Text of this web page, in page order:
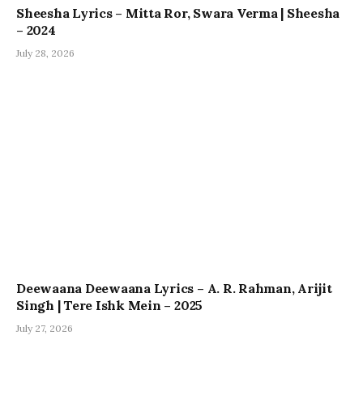
Sheesha Lyrics – Mitta Ror, Swara Verma | Sheesha
– 2024
July 28, 2026
Deewaana Deewaana Lyrics – A. R. Rahman, Arijit
Singh | Tere Ishk Mein – 2025
July 27, 2026